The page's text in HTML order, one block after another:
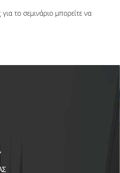
ΠΡΟΣΒΑΣΙΜΟΤΗΤΑ
το σεμινάριο μπορείτε να